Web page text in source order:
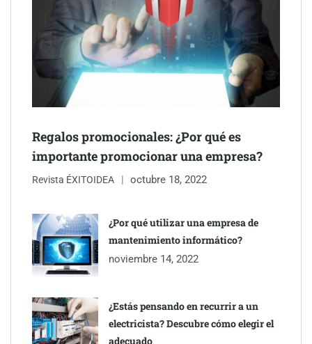
Innovación en medicina estética: el avance de los exosomas en
el rejuvenecimiento facial
Preguntas frecuentes sobre gestión administrativa: la gestoría
responde con claridad y valor práctico
Regalos promocionales: ¿Por qué es
importante promocionar una empresa?
Revista ÉXITOIDEA octubre 18, 2022
¿Por qué utilizar una empresa de
mantenimiento informático?
noviembre 14, 2022
¿Estás pensando en recurrir a un
electricista? Descubre cómo elegir el
adecuado